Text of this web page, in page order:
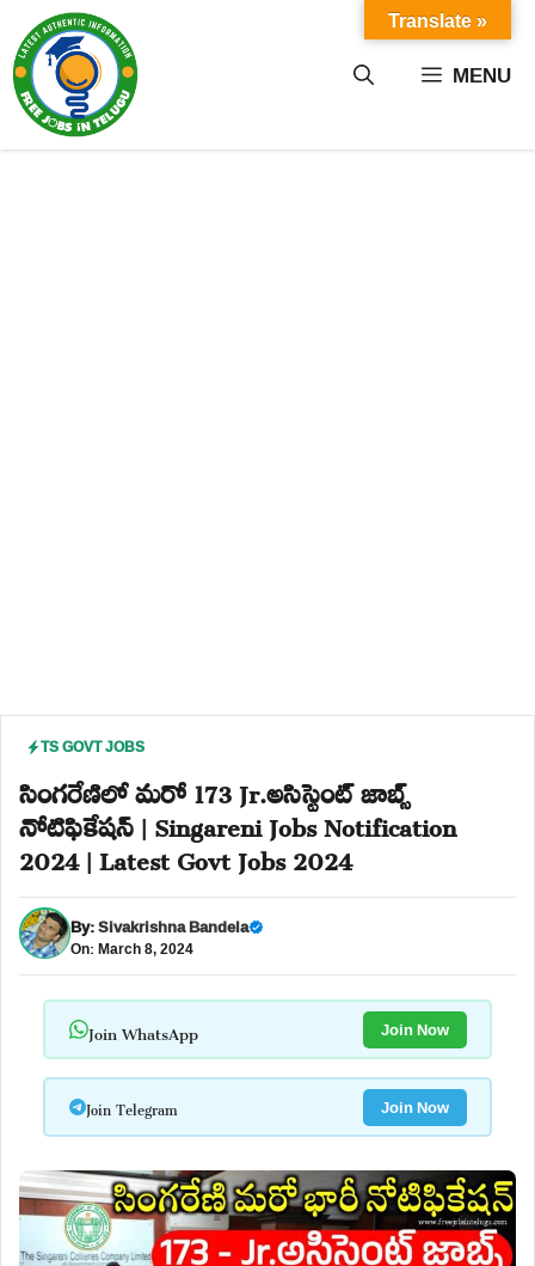
content MENU
TS GOVT JOBS
సింగరేణిలో మరో 173 Jr.అసిస్టెంట్ జాబ్స్
నోటిఫికేషన్ | Singareni Jobs Notification
2024 | Latest Govt Jobs 2024
By:Sivakrishna Bandela
On: March 8, 2024
Join WhatsApp Join Now
Join Telegram Join Now
Translate »